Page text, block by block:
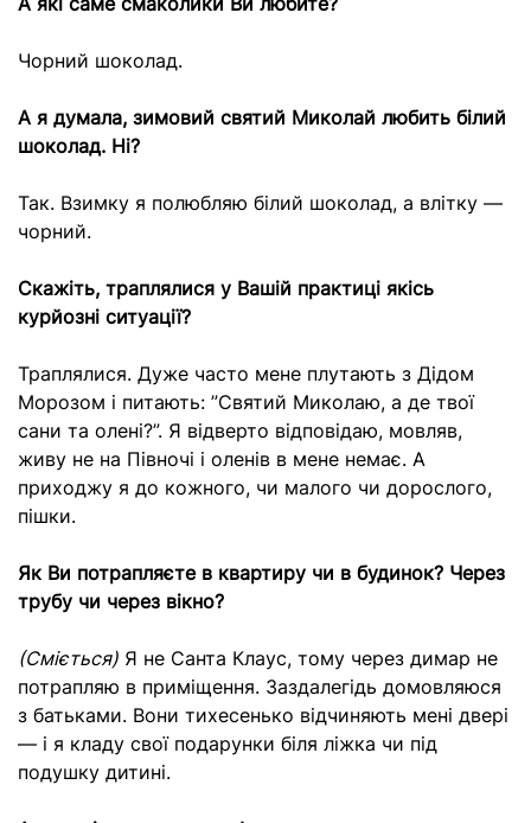
Чорний шоколад.
А я думала, зимовий святий Миколай любить білий
шоколад. Ні?
Так. Взимку я полюбляю білий шоколад, а влітку —
чорний.
Скажіть, траплялися у Вашій практиці якісь
курйозні ситуації?
Траплялися. Дуже часто мене плутають з Дідом
Морозом і питають: ”Святий Миколаю, а де твої
сани та олені?”. Я відверто відповідаю, мовляв,
живу не на Півночі і оленів в мене немає. А
приходжу я до кожного, чи малого чи дорослого,
пішки.
Як Ви потрапляєте в квартиру чи в будинок? Через
трубу чи через вікно?
(Сміється) Я не Санта Клаус, тому через димар не
потрапляю в приміщення. Заздалегідь домовляюся
з батьками. Вони тихесенько відчиняють мені двері
— і я кладу свої подарунки біля ліжка чи під
подушку дитині.